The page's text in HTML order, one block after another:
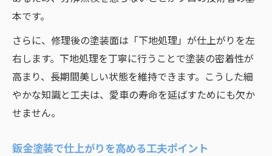
本です。
さらに、修理後の塗装面は「下地処理」が仕上がりを左
右します。下地処理を丁寧に行うことで塗装の密着性が
高まり、長期間美しい状態を維持できます。こうした細
やかな知識と工夫は、愛車の寿命を延ばすためにも欠か
せません。
鈑金塗装で仕上がりを高める工夫ポイント